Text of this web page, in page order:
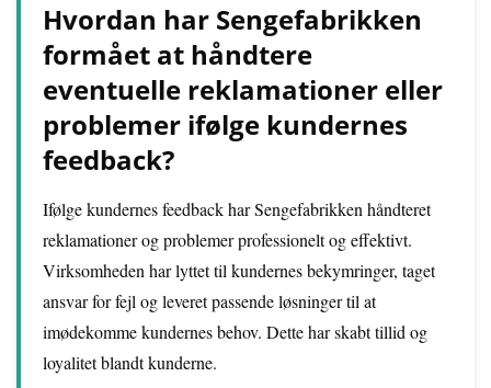
Hvordan har Sengefabrikken
formået at håndtere
eventuelle reklamationer eller
problemer ifølge kundernes
feedback?
Ifølge kundernes feedback har Sengefabrikken håndteret
reklamationer og problemer professionelt og effektivt.
Virksomheden har lyttet til kundernes bekymringer, taget
ansvar for fejl og leveret passende løsninger til at
imødekomme kundernes behov. Dette har skabt tillid og
loyalitet blandt kunderne.